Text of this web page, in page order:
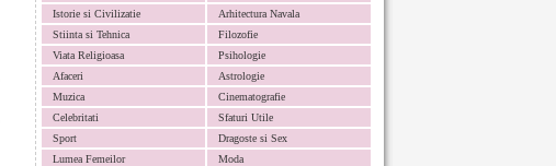
Istorie si Civilizatie
Arhitectura Navala
Stiinta si Tehnica
Filozofie
Viata Religioasa
Psihologie
Afaceri
Astrologie
Muzica
Cinematografie
Celebritati
Sfaturi Utile
Sport
Dragoste si Sex
Lumea Femeilor
Moda